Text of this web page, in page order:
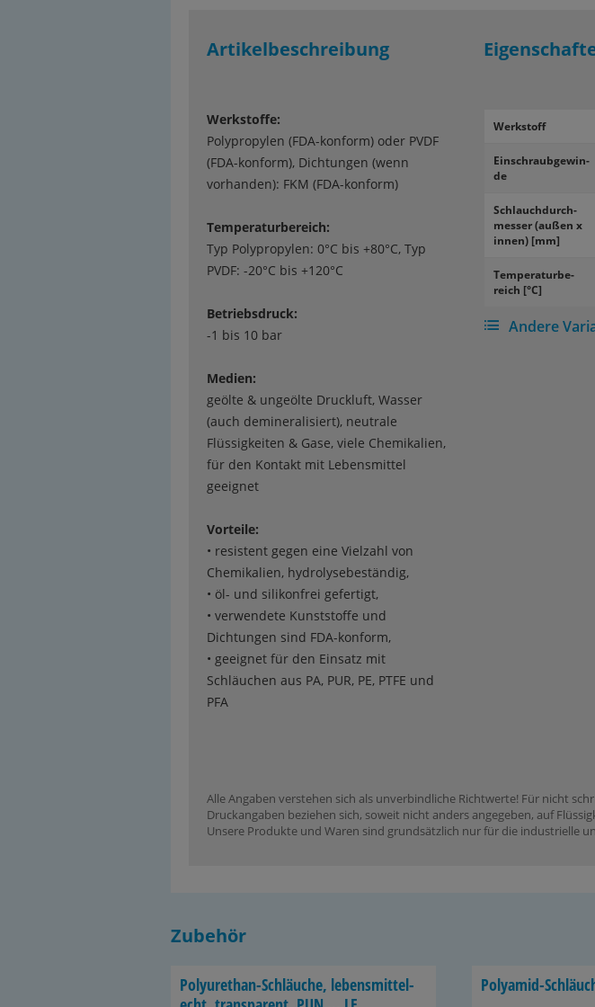
Artikelbeschreibung
Werkstoffe:
Polypropylen (FDA-konform) oder PVDF
(FDA-konform), Dichtungen (wenn
vorhanden): FKM (FDA-konform)
Temperaturbereich:
Typ Polypropylen: 0°C bis +80°C, Typ
PVDF: -20°C bis +120°C
Betriebsdruck:
-1 bis 10 bar
Medien:
geölte & ungeölte Druckluft, Wasser
(auch demineralisiert), neutrale
Flüssigkeiten & Gase, viele Chemikalien,
für den Kontakt mit Lebensmittel
geeignet
Vorteile:
• resistent gegen eine Vielzahl von
Chemikalien, hydrolysebeständig,
• öl- und silikonfrei gefertigt,
• verwendete Kunststoffe und
Dichtungen sind FDA-konform,
• geeignet für den Einsatz mit
Schläuchen aus PA, PUR, PE, PTFE und
PFA
Werk­stoff
Ein­schraub­ge­win­
de
Schlauch­durch­
mes­ser (außen x
innen) [mm]
Tem­pe­ra­tur­be­
reich [°C]
Andere
Alle Angaben verstehen sich als unverbindliche Richtwerte! Für nicht
Druckangaben beziehen sich, soweit nicht anders angegeben, auf
Unsere Produkte und Waren sind grundsätzlich nur für die industrielle
Zubehör
Polyurethan-​Schläuche, le­bens­mit­tel­
Polyamid-​